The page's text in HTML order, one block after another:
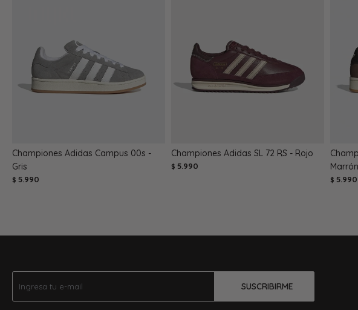
Championes Adidas Campus 00s -
Gris
$ 5.990
Championes Adidas SL 72 RS - Rojo
$ 5.990
Marrón
$ 5.990
SUSCRIBIRME